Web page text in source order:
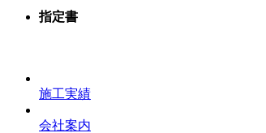
指定書
施工実績
会社案内